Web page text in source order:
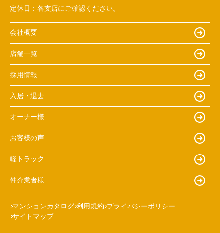
定休日： 各支店にご確認ください。
会社概要
店舗一覧
採用情報
入居・退去
オーナー様
お客様の声
軽トラック
仲介業者様
マンションカタログ 利用規約 プライバシーポリシー
サイトマップ